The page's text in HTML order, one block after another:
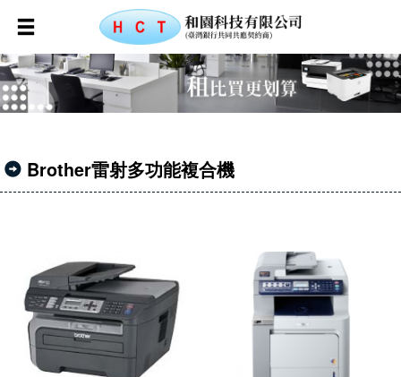
Brother雷射多功能複合機